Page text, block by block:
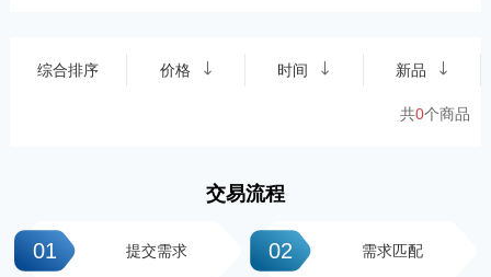
综合排序 价格 时间 新品
共0个商品
交易流程
01 提交需求 02 需求匹配